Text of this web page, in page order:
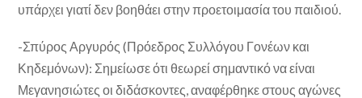
υπάρχει γιατί δεν βοηθάει στην προετοιμασία του παιδιού.
-Σπύρος Αργυρός (Πρόεδρος Συλλόγου Γονέων και
Κηδεμόνων): Σημείωσε ότι θεωρεί σημαντικό να είναι
Μεγανησιώτες οι διδάσκοντες, αναφέρθηκε στους αγώνες